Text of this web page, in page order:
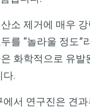
소 제거에 매우
를 “놀라울 정도”
화학적으로 유
다.
에서 연구진은 견과